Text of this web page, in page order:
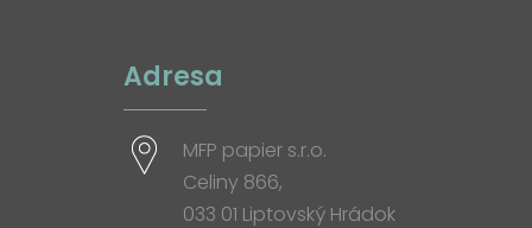
Adresa
MFP papier s.r.o.
Celiny 866,
033 01 Liptovský Hrádok